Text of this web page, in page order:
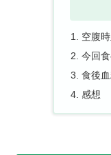
空腹
今回
食後
感想